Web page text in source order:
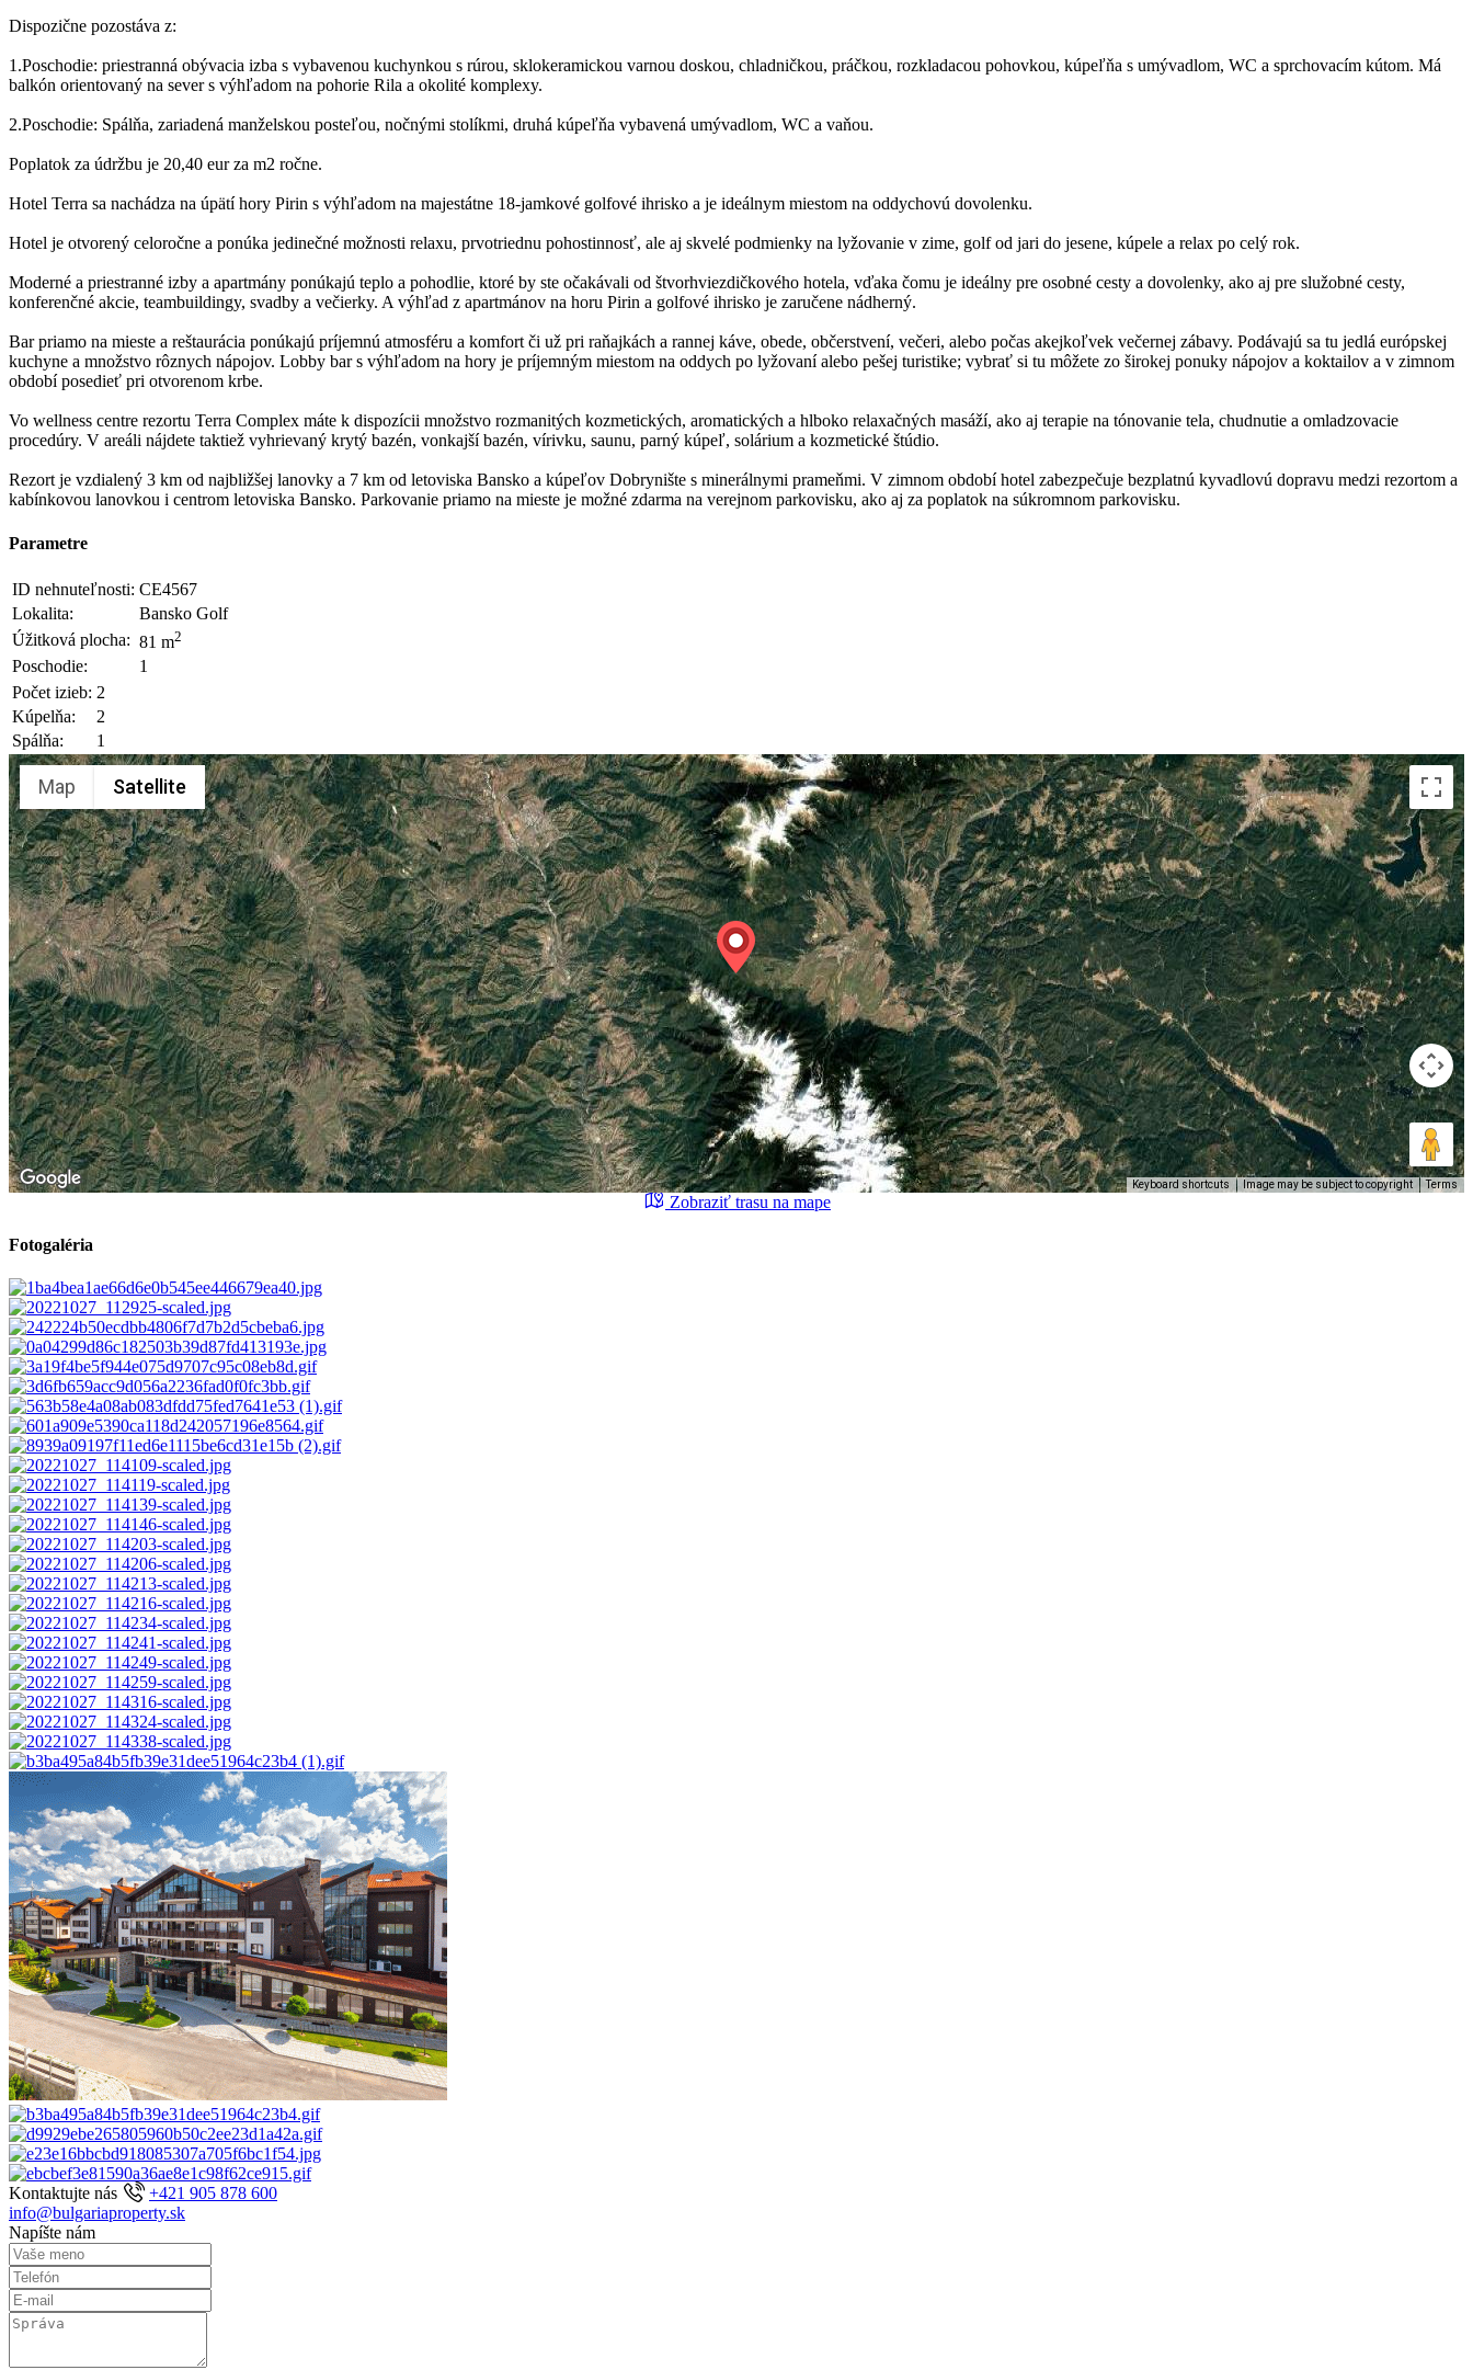
Dispozične pozostáva z:
1.Poschodie: priestranná obývacia izba s vybavenou kuchynkou s rúrou, sklokeramickou varnou doskou, chladničkou, práčkou, rozkladacou pohovkou, kúpeľňa s umývadlom, WC a sprchovacím kútom. Má
balkón orientovaný na sever s výhľadom na pohorie Rila a okolité komplexy.
2.Poschodie: Spálňa, zariadená manželskou posteľou, nočnými stolíkmi, druhá kúpeľňa vybavená umývadlom, WC a vaňou.
Poplatok za údržbu je 20,40 eur za m2 ročne.
Hotel Terra sa nachádza na úpätí hory Pirin s výhľadom na majestátne 18-jamkové golfové ihrisko a je ideálnym miestom na oddychovú dovolenku.
Hotel je otvorený celoročne a ponúka jedinečné možnosti relaxu, prvotriednu pohostinnosť, ale aj skvelé podmienky na lyžovanie v zime, golf od jari do jesene, kúpele a relax po celý rok.
Moderné a priestranné izby a apartmány ponúkajú teplo a pohodlie, ktoré by ste očakávali od štvorhviezdičkového hotela, vďaka čomu je ideálny pre osobné cesty a dovolenky, ako aj pre služobné cesty,
konferenčné akcie, teambuildingy, svadby a večierky. A výhľad z apartmánov na horu Pirin a golfové ihrisko je zaručene nádherný.
Bar priamo na mieste a reštaurácia ponúkajú príjemnú atmosféru a komfort či už pri raňajkách a rannej káve, obede, občerstvení, večeri, alebo počas akejkoľvek večernej zábavy. Podávajú sa tu jedlá európskej
kuchyne a množstvo rôznych nápojov. Lobby bar s výhľadom na hory je príjemným miestom na oddych po lyžovaní alebo pešej turistike; vybrať si tu môžete zo širokej ponuky nápojov a koktailov a v zimnom
období posedieť pri otvorenom krbe.
Vo wellness centre rezortu Terra Complex máte k dispozícii množstvo rozmanitých kozmetických, aromatických a hlboko relaxačných masáží, ako aj terapie na tónovanie tela, chudnutie a omladzovacie
procedúry. V areáli nájdete taktiež vyhrievaný krytý bazén, vonkajší bazén, vírivku, saunu, parný kúpeľ, solárium a kozmetické štúdio.
Rezort je vzdialený 3 km od najbližšej lanovky a 7 km od letoviska Bansko a kúpeľov Dobrynište s minerálnymi prameňmi. V zimnom období hotel zabezpečuje bezplatnú kyvadlovú dopravu medzi rezortom a
kabínkovou lanovkou i centrom letoviska Bansko. Parkovanie priamo na mieste je možné zdarma na verejnom parkovisku, ako aj za poplatok na súkromnom parkovisku.
Parametre
ID nehnuteľnosti: CE4567
Lokalita:
Bansko Golf
Úžitková plocha: 81 m2
Poschodie:
1
Počet izieb: 2
Kúpelňa:
2
Spálňa:
1
Map Satellite
Keyboard shortcuts Image may be subject to copyright Terms
Zobraziť trasu na mape
Fotogaléria
Kontaktujte nás
+421 905 878 600
info@bulgariaproperty.sk
Napíšte nám